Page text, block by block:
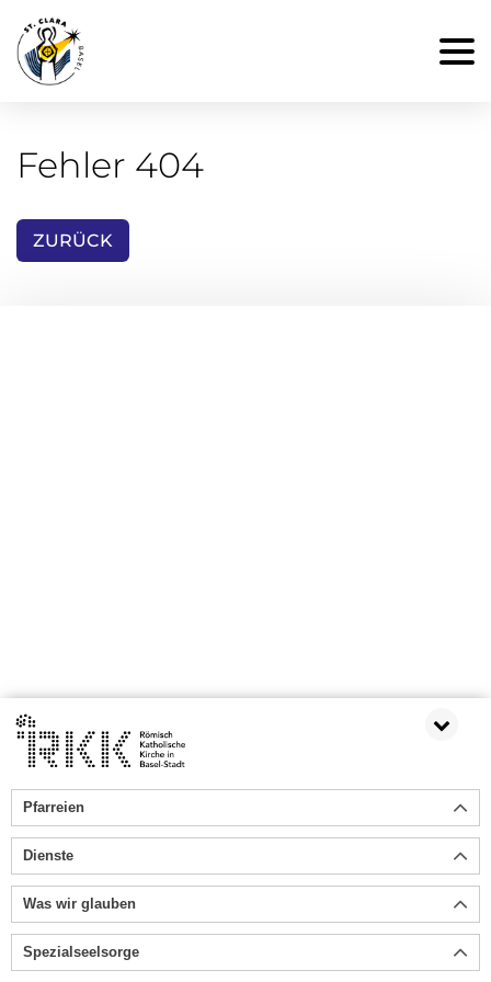
Fehler 404
ZURÜCK
Pfarreien
Dienste
Was wir glauben
Spezialseelsorge